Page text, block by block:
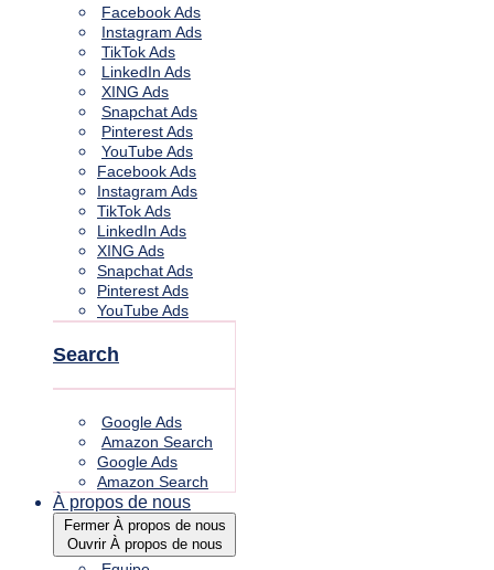
Facebook Ads
Instagram Ads
TikTok Ads
LinkedIn Ads
XING Ads
Snapchat Ads
Pinterest Ads
YouTube Ads
Facebook Ads
Instagram Ads
TikTok Ads
LinkedIn Ads
XING Ads
Snapchat Ads
Pinterest Ads
YouTube Ads
Search
Google Ads
Amazon Search
Google Ads
Amazon Search
À propos de nous
Fermer À propos de nous
Ouvrir À propos de nous